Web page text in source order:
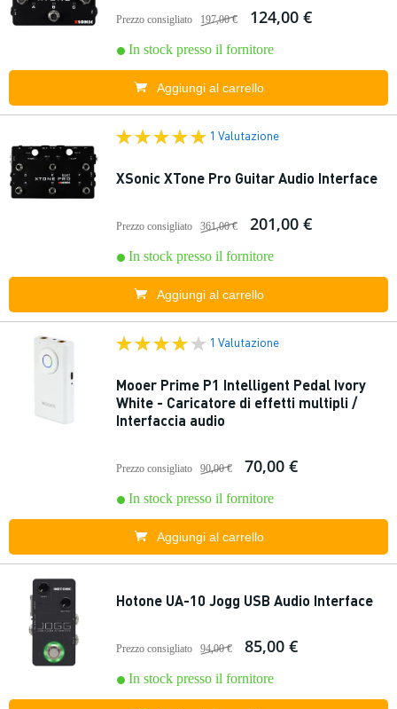
Prezzo consigliato 197,00 € 124,00 €
In stock presso il fornitore
Aggiungi al carrello
1 Valutazione
XSonic XTone Pro Guitar Audio Interface
Prezzo consigliato 361,00 € 201,00 €
In stock presso il fornitore
Aggiungi al carrello
1 Valutazione
Mooer Prime P1 Intelligent Pedal Ivory
White - Caricatore di effetti multipli /
Interfaccia audio
Prezzo consigliato 90,00 € 70,00 €
In stock presso il fornitore
Aggiungi al carrello
Hotone UA-10 Jogg USB Audio Interface
Prezzo consigliato 94,00 € 85,00 €
In stock presso il fornitore